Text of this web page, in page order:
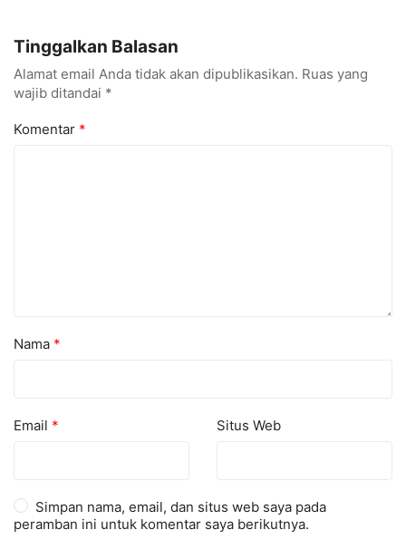
Tinggalkan Balasan
Alamat email Anda tidak akan dipublikasikan. Ruas yang
wajib ditandai *
Komentar *
Nama *
Email * Situs Web
Simpan nama, email, dan situs web saya pada
peramban ini untuk komentar saya berikutnya.